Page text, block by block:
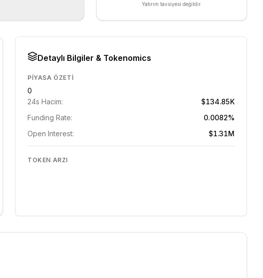
Yatırım tavsiyesi değildir.
Detaylı Bilgiler & Tokenomics
PIYASA ÖZETI
0
24s Hacim:
$134.85K
Funding Rate:
0.0082%
Open Interest:
$1.31M
TOKEN ARZI